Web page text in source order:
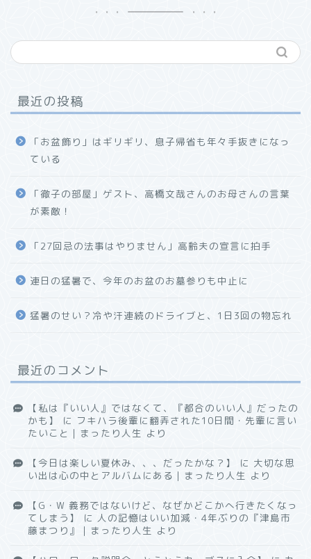
最近の投稿
「お盆飾り」はギリギリ、息子帰省も年々手抜きになっ
ている
「徹子の部屋」ゲスト、高橋文哉さんのお母さんの言葉
が素敵！
「27回忌の法事はやりません」高齢夫の宣言に拍手
連日の猛暑で、今年のお盆のお墓参りも中止に
猛暑のせい？冷や汗連続のドライブと、1日3回の物忘れ
最近のコメント
【私は『いい人』ではなくて、『都合のいい人』だったの
かも】
に フキハラ後輩に翻弄された10日間・先輩に言い
たいこと｜まったり人生 より
【今日は楽しい夏休み、、、だったかな？】 に 大切な思
い出は心の中とアルバムにある｜まったり人生 より
【G・W 義務ではないけど、なぜかどこかへ行きたくなっ
てしまう】
に 人の記憶はいい加減・4年ぶりの『津島市
藤まつり』｜まったり人生 より